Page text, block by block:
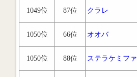
1049位 87位 クラレ
1050位 66位 オオバ
1050位 88位 ステラケミファ